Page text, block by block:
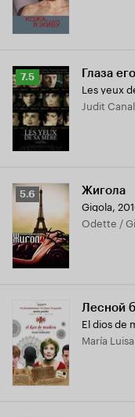
Рейтинг
Кинопоиска
7.5
7.5 Глаза
Les yeux
Judit
Рейтинг
Кинопоиска
5.6
5.6 Жигола
Gigola,
Odette /
Лесной
El dios de
María Luisa